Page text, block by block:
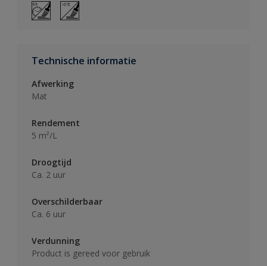
Technische informatie
Afwerking
Mat
Rendement
5 m²/L
Droogtijd
Ca. 2 uur
Overschilderbaar
Ca. 6 uur
Verdunning
Product is gereed voor gebruik